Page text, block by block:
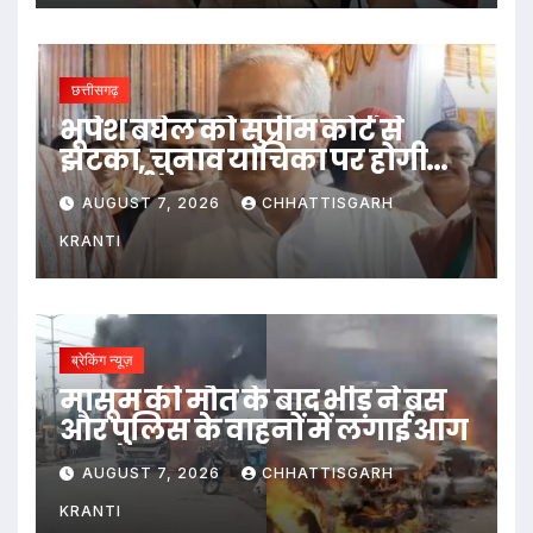
छत्तीसगढ़
भूपेश बघेल को सुप्रीम कोर्ट से
झटका, चुनाव याचिका पर होगी
सुनवाई
AUGUST 7, 2026 CHHATTISGARH
KRANTI
ब्रेकिंग न्यूज़
मासूम की मौत के बाद भीड़ ने बस
और पुलिस के वाहनों में लगाई आग
AUGUST 7, 2026 CHHATTISGARH
KRANTI